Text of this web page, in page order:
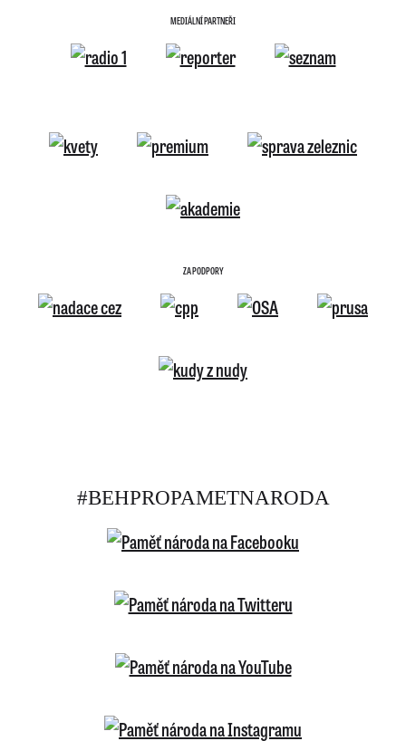
MEDIÁLNÍ PARTNEŘI
ZA PODPORY
#BEHPROPAMETNARODA